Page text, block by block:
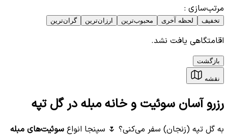
مرتب‌سازی :
تخفیف لحظه آخری محبوب‌ترین ارزان‌ترین گران‌ترین
اقامتگاهی یافت نشد.
بازگشت
نقشه
رزرو آسان سوئیت و خانه مبله در گل تپه
به گل تپه (زنجان) سفر می‌کنی؟ 🌷 سپنجا انواع سوئیت‌های مبله